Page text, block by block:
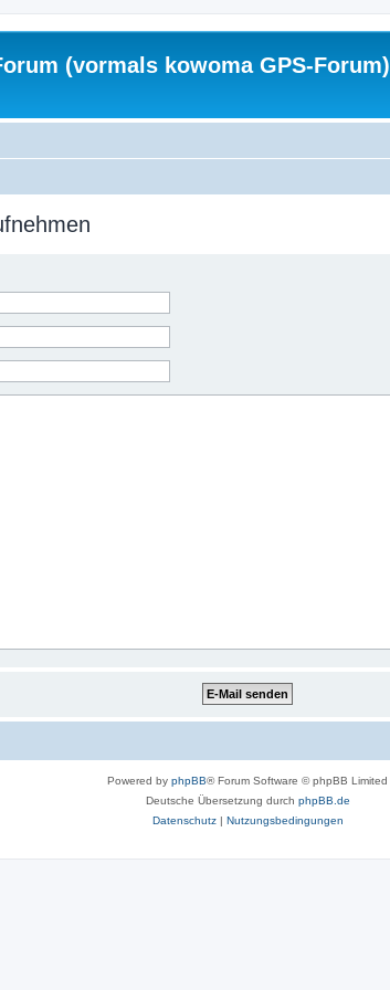
(vormals kowoma GPS-Forum)
Powered by phpBB® Forum Software © phpBB Limited
Deutsche Übersetzung durch phpBB.de
Datenschutz| Nutzungsbedingungen